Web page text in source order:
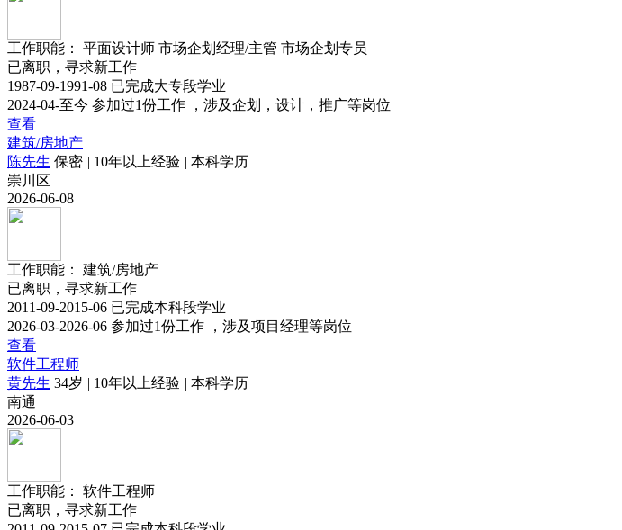
工作职能： 平面设计师 市场企划经理/主管 市场企划专员
已离职，寻求新工作
1987-09-1991-08 已完成大专段学业
2024-04-至今 参加过1份工作 ，涉及企划，设计，推广等岗位
查看
建筑/房地产
陈先生 保密 | 10年以上经验 | 本科学历
崇川区
2026-06-08
工作职能： 建筑/房地产
已离职，寻求新工作
2011-09-2015-06 已完成本科段学业
2026-03-2026-06 参加过1份工作 ，涉及项目经理等岗位
查看
软件工程师
黄先生 34岁 | 10年以上经验 | 本科学历
南通
2026-06-03
工作职能： 软件工程师
已离职，寻求新工作